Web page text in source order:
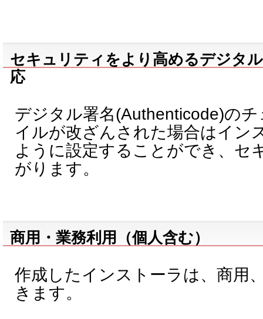
セキュリティをより高めるデジタ
応
デジタル署名(Authenticode)の
イルが改ざんされた場合はイン
ように設定することができ、セ
がります。
商用・業務利用（個人含む）
作成したインストーラは、商用
きます。